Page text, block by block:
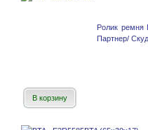
Ролик ремня
Партнер/
В корзину